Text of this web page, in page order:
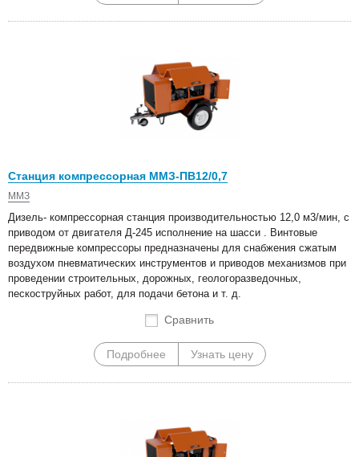
Станция компрессорная ММЗ-ПВ12/0,7
ММЗ
Дизель- компрессорная станция производительностью 12,0 м3/мин, с
приводом от двигателя Д-245 исполнение на шасси . Винтовые
передвижные компрессоры предназначены для снабжения сжатым
воздухом пневматических инструментов и приводов механизмов при
проведении строительных, дорожных, геологоразведочных,
пескоструйных работ, для подачи бетона и т. д.
Сравнить
Подробнее Узнать цену